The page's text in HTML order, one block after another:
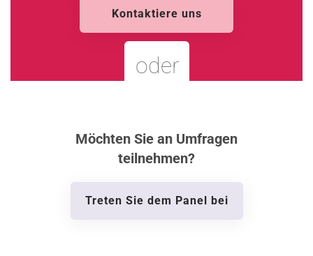
Kontaktiere uns
Möchten Sie an Umfragen
teilnehmen?
Treten Sie dem Panel bei
oder